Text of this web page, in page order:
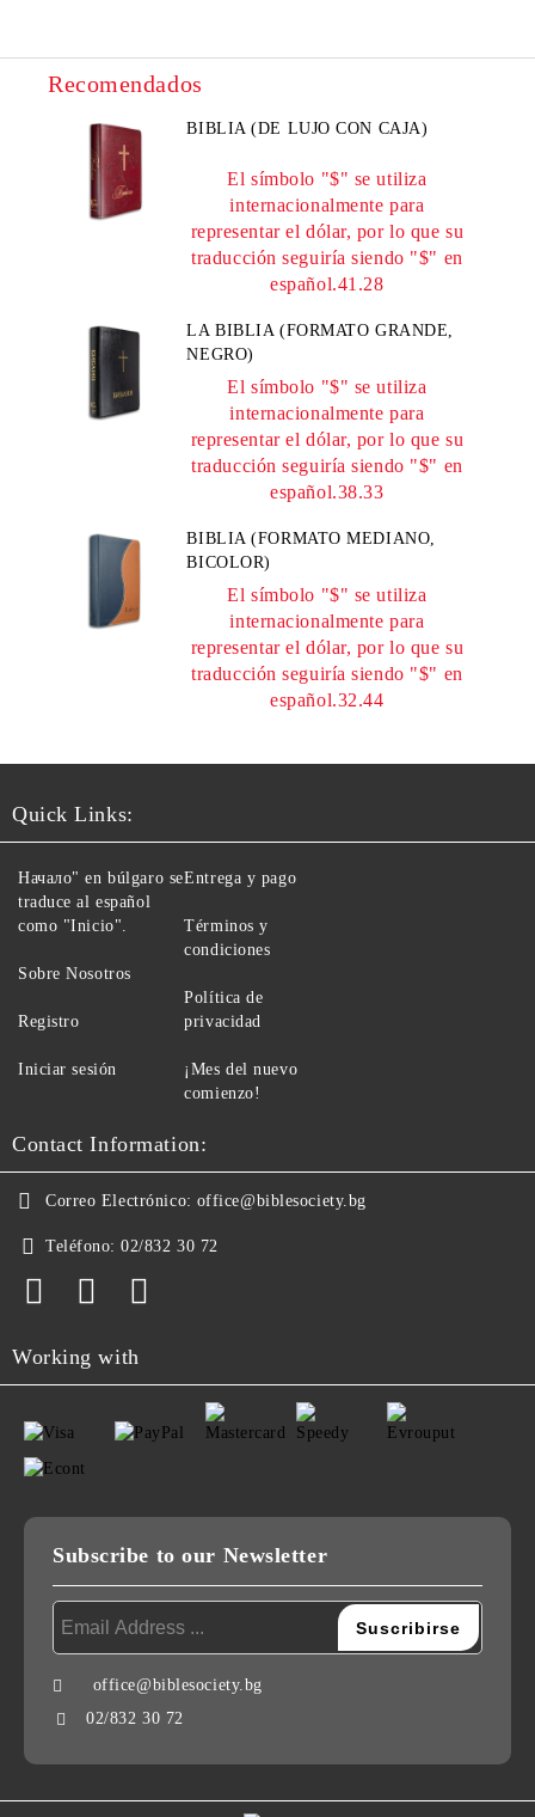
Recomendados
BIBLIA (DE LUJO CON CAJA)
El símbolo "$" se utiliza
internacionalmente para
representar el dólar, por lo que su
traducción seguiría siendo "$" en
español.41.28
LA BIBLIA (FORMATO GRANDE,
NEGRO)
El símbolo "$" se utiliza
internacionalmente para
representar el dólar, por lo que su
traducción seguiría siendo "$" en
español.38.33
BIBLIA (FORMATO MEDIANO,
BICOLOR)
El símbolo "$" se utiliza
internacionalmente para
representar el dólar, por lo que su
traducción seguiría siendo "$" en
español.32.44
Quick Links:
Начало" en búlgaro se
traduce al español
como "Inicio".
Sobre Nosotros
Registro
Iniciar sesión
Entrega y pago
Términos y
condiciones
Política de
privacidad
¡Mes del nuevo
comienzo!
Contact Information:
Correo Electrónico: office@biblesociety.bg
Teléfono: 02/832 30 72
Working with
Subscribe to our Newsletter
office@biblesociety.bg
02/832 30 72